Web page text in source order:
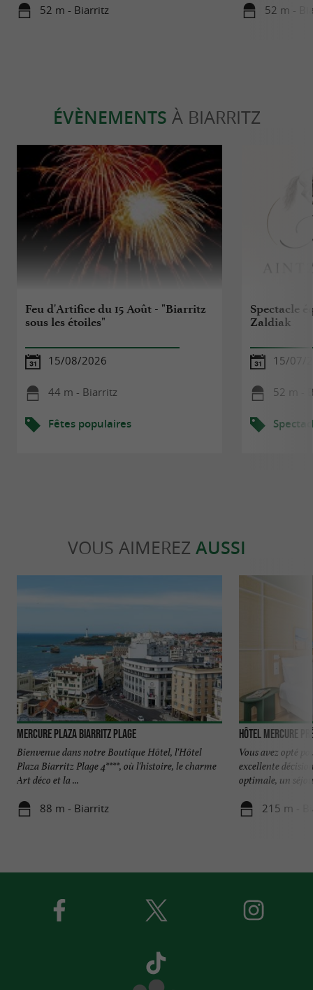
52 m - Biarritz 52 m -
ÉVÈNEMENTS À BIARRITZ
Feu d'Artifice du 15 Août - "Biarritz
sous les étoiles"
15/08/2026
44 m - Biarritz
Fêtes populaires
Spectacle
Zaldiak
15/07/
52 m -
VOUS AIMEREZ AUSSI
Mercure Plaza Biarritz Plage
Bienvenue dans notre Boutique Hôtel, l'Hôtel
Plaza Biarritz Plage 4****, où l'histoire, le charme
Art déco et la ...
88 m - Biarritz
Hôtel Mercure
Vous avez opté
excellente
optimale, un
215 m -